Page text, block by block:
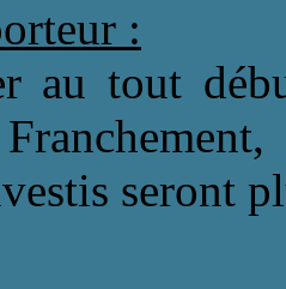
:
au tout
seront